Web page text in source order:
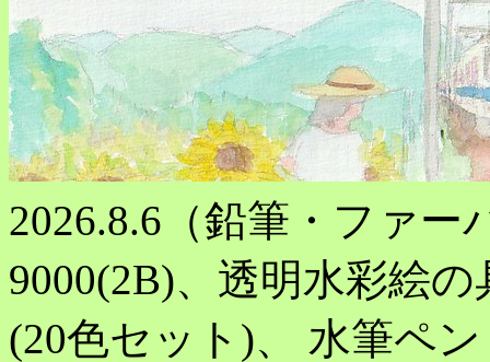
2026.8.6（鉛筆・ファ
9000(2B)、透明水彩絵
(20色セット)、 水筆ペ